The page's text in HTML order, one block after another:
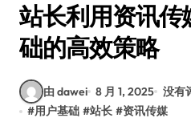
站长利用资讯传
础的高效策略
由 dawei 8 月 1, 2025 没有
#用户基础 #站长 #资讯传媒